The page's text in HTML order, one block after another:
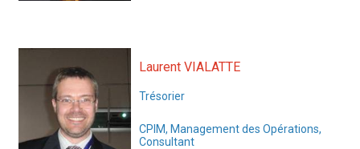
Laurent VIALATTE
Trésorier
CPIM, Management des Opérations,
Consultant